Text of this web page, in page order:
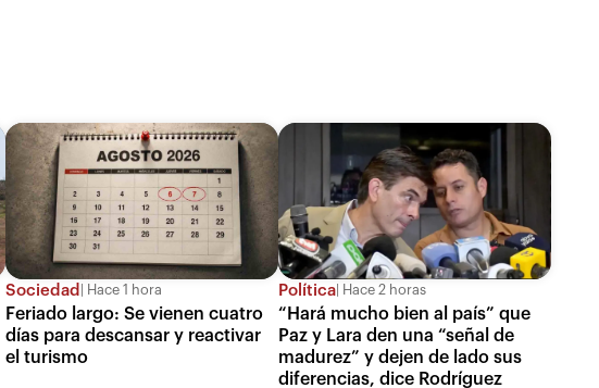
Sociedad Hace 1 hora
Feriado largo: Se vienen cuatro
días para descansar y reactivar
el turismo
Política Hace 2 horas
“Hará mucho bien al país” que
Paz y Lara den una “señal de
madurez” y dejen de lado sus
diferencias, dice Rodríguez